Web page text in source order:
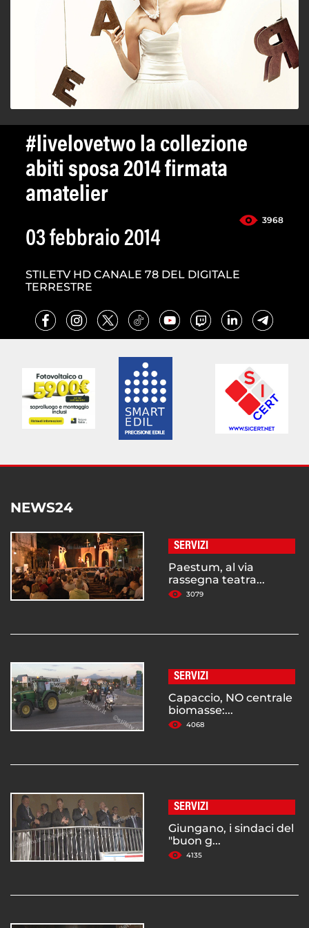
#livelovetwo la collezione
abiti sposa 2014 firmata
amatelier
3968
03 febbraio 2014
STILETV HD CANALE 78 DEL DIGITALE
TERRESTRE
NEWS24
SERVIZI
Paestum, al via
rassegna teatra...
3079
SERVIZI
Capaccio, NO centrale
biomasse:...
4068
SERVIZI
Giungano, i sindaci del
"buon g...
4135